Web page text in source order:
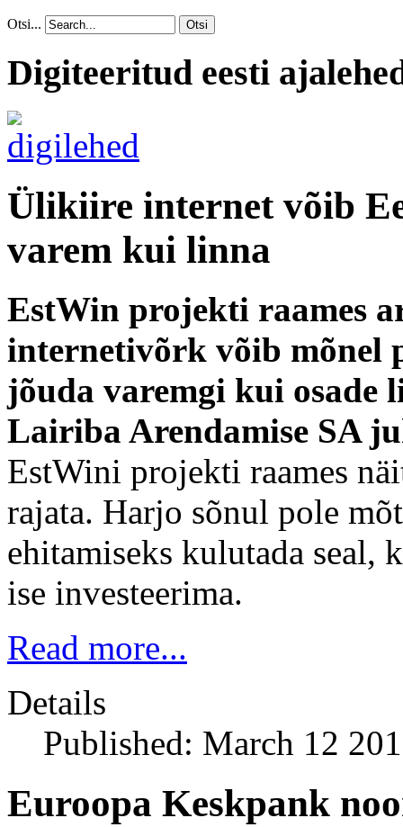
Otsi... Otsi
Digiteeritud eesti
Ülikiire internet võib
varem kui linna
EstWin projekti raames
internetivõrk võib mõnel
jõuda varemgi kui osade
Lairiba Arendamise SA
EstWini projekti raames
rajata. Harjo sõnul pole
ehitamiseks kulutada seal,
ise investeerima.
Read more...
Details
Published: March 12
Euroopa Keskpank